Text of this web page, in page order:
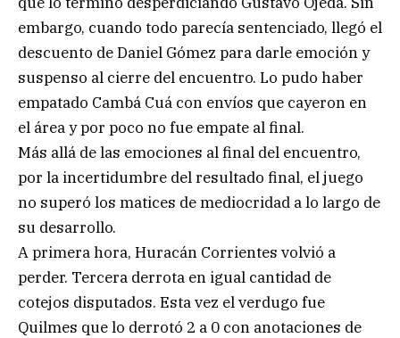
embargo, cuando todo parecía sentenciado, llegó el
descuento de Daniel Gómez para darle emoción y
suspenso al cierre del encuentro. Lo pudo haber
empatado Cambá Cuá con envíos que cayeron en
el área y por poco no fue empate al final.
Más allá de las emociones al final del encuentro,
por la incertidumbre del resultado final, el juego
no superó los matices de mediocridad a lo largo de
su desarrollo.
A primera hora, Huracán Corrientes volvió a
perder. Tercera derrota en igual cantidad de
cotejos disputados. Esta vez el verdugo fue
Quilmes que lo derrotó 2 a 0 con anotaciones de